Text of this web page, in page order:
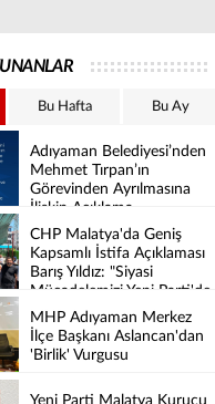
Bu Hafta Bu Ay
Adıyaman Belediyesi’nden
Mehmet Tırpan’ın
Görevinden Ayrılmasına
İlişkin Açıklama
CHP Malatya'da Geniş
Kapsamlı İstifa Açıklaması
Barış Yıldız: "Siyasi
Mücadelemizi Yeni Parti'de
Sürdüreceğiz"
MHP Adıyaman Merkez
İlçe Başkanı Aslancan'dan
'Birlik' Vurgusu